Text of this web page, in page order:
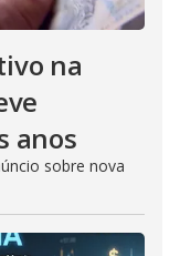
na
anos
sobre nova